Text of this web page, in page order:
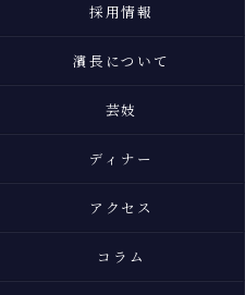
採用情報
濱長について
芸妓
ディナー
アクセス
コラム